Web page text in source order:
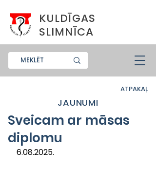
KULDĪGAS
SLIMNĪCA
ATPAKAĻ
JAUNUMI
Sveicam ar māsas
diplomu
6.08.2025.